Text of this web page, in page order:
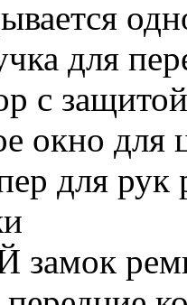
для
с
окно для
для рук